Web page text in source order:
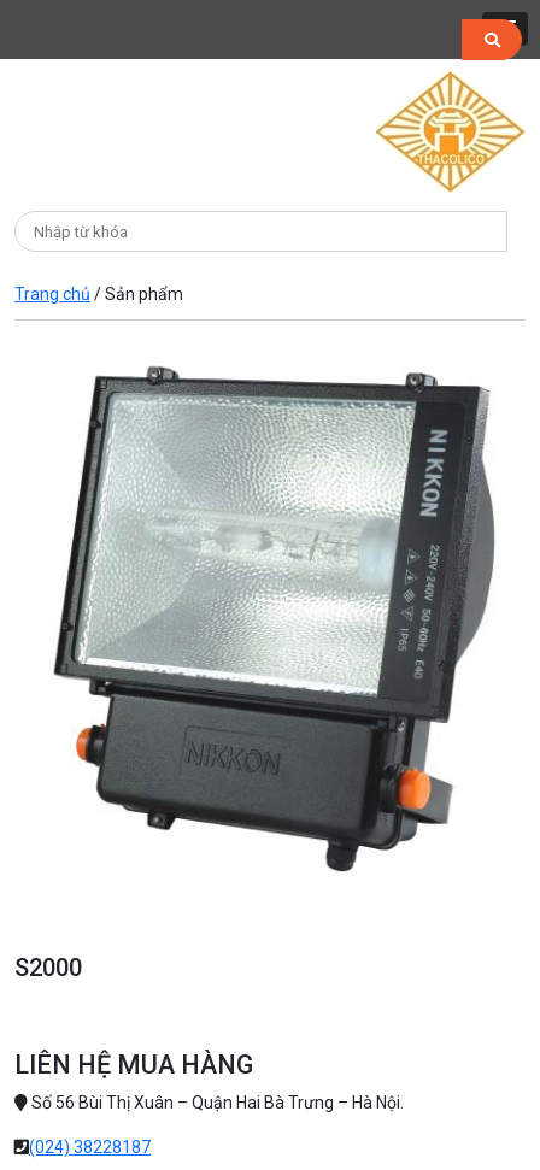
Trang chủ /Sản phẩm
S2000
LIÊN HỆ MUA HÀNG
Số 56 Bùi Thị Xuân – Quận Hai Bà Trưng – Hà Nội.
(024) 38228187